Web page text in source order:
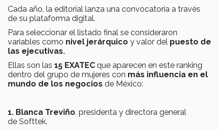
Cada año, la editorial lanza una convocatoria a través
de su plataforma digital.
Para seleccionar el listado final se consideraron
variables como nivel jerárquico y valor del puesto de
las ejecutivas.
Ellas son las 15 EXATEC que aparecen en este ranking
dentro del grupo de mujeres con más influencia en el
mundo de los negocios de México:
1. Blanca Treviño , presidenta y directora general
de Softtek.